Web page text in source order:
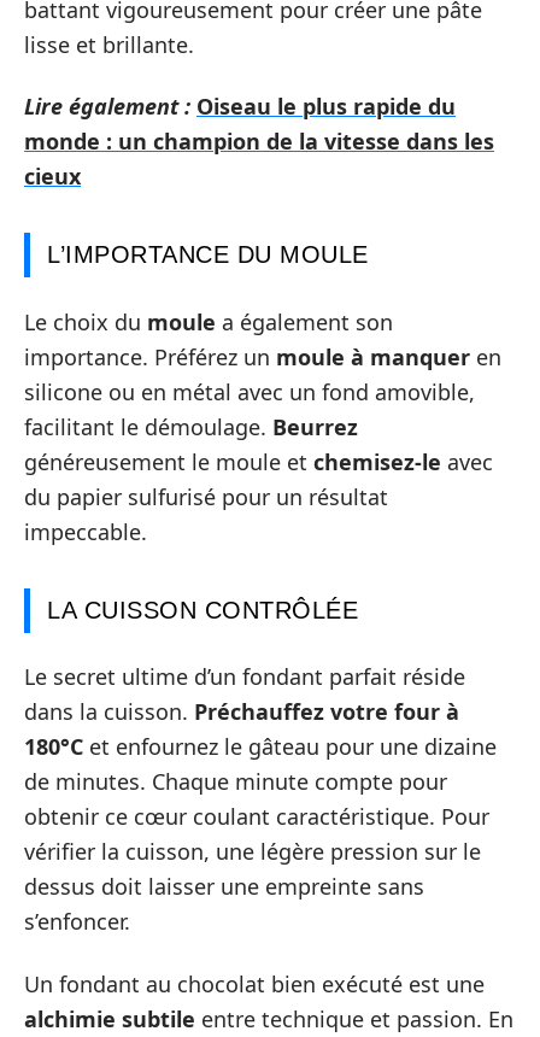
battant vigoureusement pour créer une pâte
lisse et brillante.
Lire également : Oiseau le plus rapide du
monde : un champion de la vitesse dans les
cieux
L’IMPORTANCE DU MOULE
Le choix du moule a également son
importance. Préférez un moule à manquer en
silicone ou en métal avec un fond amovible,
facilitant le démoulage. Beurrez
généreusement le moule et chemisez-le avec
du papier sulfurisé pour un résultat
impeccable.
LA CUISSON CONTRÔLÉE
Le secret ultime d’un fondant parfait réside
dans la cuisson. Préchauffez votre four à
180°C et enfournez le gâteau pour une dizaine
de minutes. Chaque minute compte pour
obtenir ce cœur coulant caractéristique. Pour
vérifier la cuisson, une légère pression sur le
dessus doit laisser une empreinte sans
s’enfoncer.
Un fondant au chocolat bien exécuté est une
alchimie subtile entre technique et passion. En